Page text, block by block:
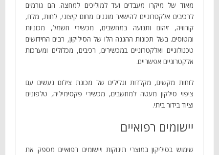
מאוד של מיקרו מעבדים ועד למוליכים למחצה. הם גורמים
לרכיבים אלקטרוניים להישאר מוגנים מחום קיצוני, לחות, מלח,
קורוזיה, זיהום ותנועה במחשבים, מכשירי חשמל, מכוניות
ומטוסים. בשל תכונות ההגנה הלו של הסיליקון, רבים החידושים
טכנולוגיים ואלקטרוניים במכשירים, רכיבים, מכלולים ומערכות
אלקטרוניים אפשריים.
לוחות מקשים, מקלדות וגלילים של מכונת צילום נעשים עם
ציפוי סילקון מעטה למחשבים, מכשירי פקסימיליה, טלפונים
וציוד בידור ביתי.
יישומים רפואיים
שימוש בסיליקון במוצרי תינוקות ויישומים רפואיים מספק את